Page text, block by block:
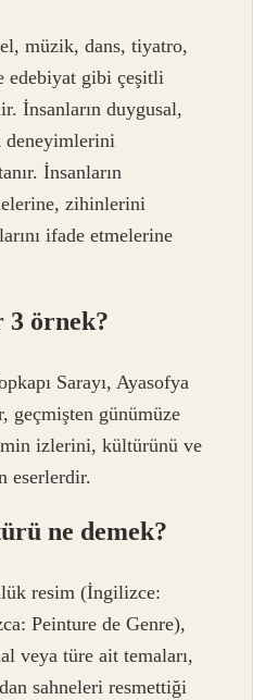
müzik, dans, tiyatro,
edebiyat gibi çeşitli
İnsanların duygusal,
deneyimlerini
İnsanların
zihinlerini
ifade etmelerine
3 örnek?
Sarayı, Ayasofya
geçmişten günümüze
izlerini, kültürünü ve
eserlerdir.
ne demek?
resim (İngilizce:
Peinture de Genre),
veya türe ait temaları,
sahneleri resmettiği